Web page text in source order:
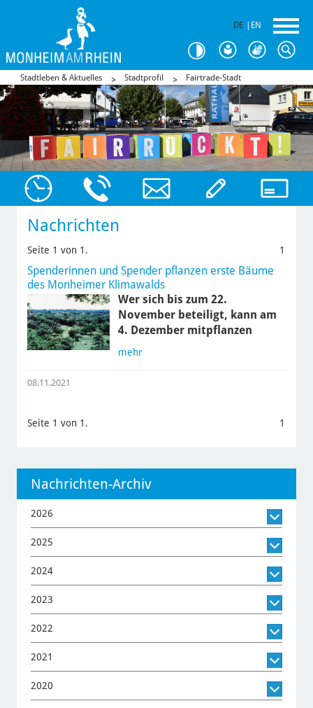
DE EN
Stadtleben & Aktuelles Stadtprofil Fairtrade-Stadt
Nachrichten
Seite 1 von 1. 1
Spenderinnen und Spender pflanzen erste Bäume
des Monheimer Klimawalds
Wer sich bis zum 22.
November beteiligt, kann am
4. Dezember mitpflanzen
mehr
08.11.2021
Seite 1 von 1. 1
Nachrichten-Archiv
2026
2025
2024
2023
2022
2021
2020